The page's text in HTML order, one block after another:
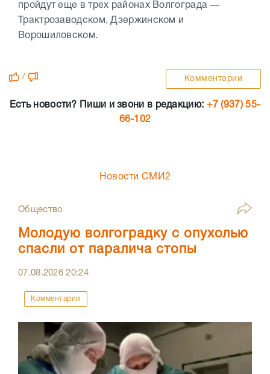
пройдут еще в трех районах Волгограда —
Трактрозаводском, Дзержинском и
Ворошиловском.
/ Комментарии
Есть новости? Пиши и звони в редакцию: +7 (937) 55-
66-102
Новости СМИ2
Общество
Молодую волгоградку с опухолью
спасли от паралича стопы
07.08.202620:24
Комментарии